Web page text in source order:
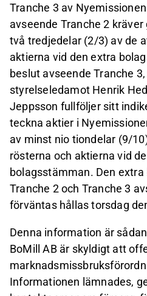
Tranche 3 av
avseende Tranche 2
två tredjedelar (2/3) av de
aktierna vid den extra
beslut avseende Tranche
styrelseledamot Henrik
Jeppsson fullföljer sitt
teckna aktier i
av minst nio tiondelar (9/
rösterna och aktierna vid
bolagsstämman. Den
Tranche 2 och Tranche 3
förväntas hållas torsdag
Denna information är
BoMill AB är skyldigt att
Informationen lämnades,